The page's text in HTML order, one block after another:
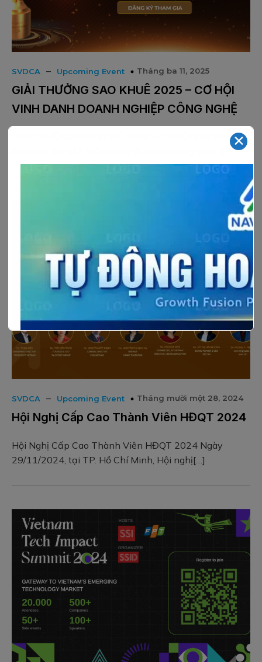
SVDCA – Upcoming Event Tháng ba 11, 2025
GIẢI THƯỞNG SAO KHUÊ 2025 – CƠ HỘI
VINH DANH DOANH NGHIỆP CÔNG NGHỆ
GIẢI THƯỞNG SAO KHUÊ 2025 – CƠ HỘI VINH DANH
SVDCA – Upcoming Event Tháng mười một 28, 2024
Hội Nghị Cấp Cao Thành Viên HĐQT 2024
Hội Nghị Cấp Cao Thành Viên HĐQT 2024 Ngày
29/11/2024, tại TP. Hồ Chí Minh, Hội nghị[…]
✕